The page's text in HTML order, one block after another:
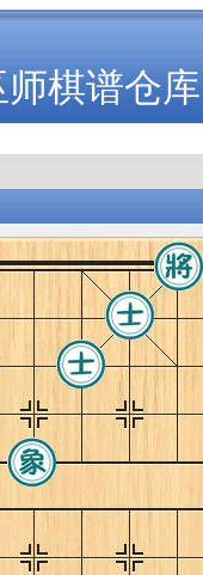
棋谱仓库